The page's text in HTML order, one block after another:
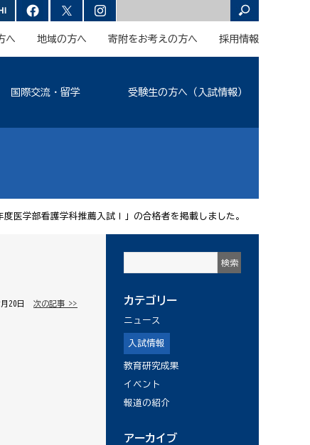
へ 地域の方へ 寄附をお考えの方へ 採用情報
国際交流・留学 受験生の方へ（入試情報）
医学部看護学科推薦入試Ⅰ」の合格者を掲載しました。
20日 │ 次の記事 >> カテゴリー
ニュース
入試情報
教育研究成果
イベント
報道の紹介
アーカイブ